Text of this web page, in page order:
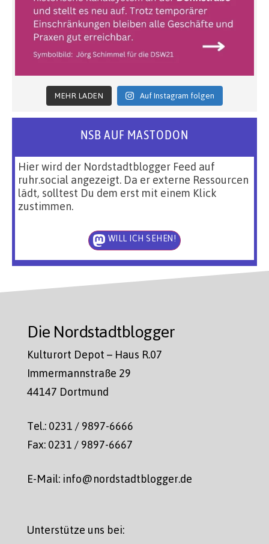
MEHR LADEN Auf Instagram folgen
NSB AUF MASTODON
Hier wird der Nordstadtblogger Feed auf
ruhr.social angezeigt. Da er externe Ressourcen
lädt, solltest Du dem erst mit einem Klick
zustimmen.
WILL ICH SEHEN!
Die Nordstadtblogger
Kulturort Depot – Haus R.07
Immermannstraße 29
44147 Dortmund
Tel.: 0231 / 9897-6666
Fax: 0231 / 9897-6667
E-Mail: info@nordstadtblogger.de
Unterstütze uns bei: